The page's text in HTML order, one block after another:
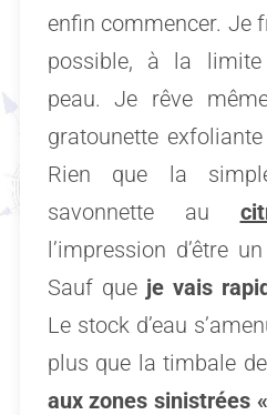
enfin commencer. Je
possible, à la limite
peau. Je rêve
gratounette exfoliante
Rien que la
savonnette au
l’impression d’être
Sauf que je vais
Le stock d’eau
plus que la timbale
aux zones sinistrées